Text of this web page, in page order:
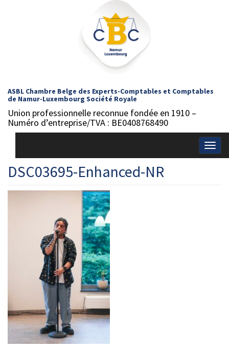
ASBL Chambre Belge des Experts-Comptables et Comptables
de Namur-Luxembourg Société Royale
Union professionnelle reconnue fondée en 1910 –
Numéro d’entreprise/TVA : BE0408768490
DSC03695-Enhanced-NR